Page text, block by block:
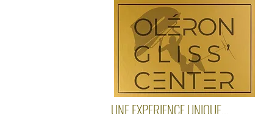
UNE EXPERIENCE UNIQUE...